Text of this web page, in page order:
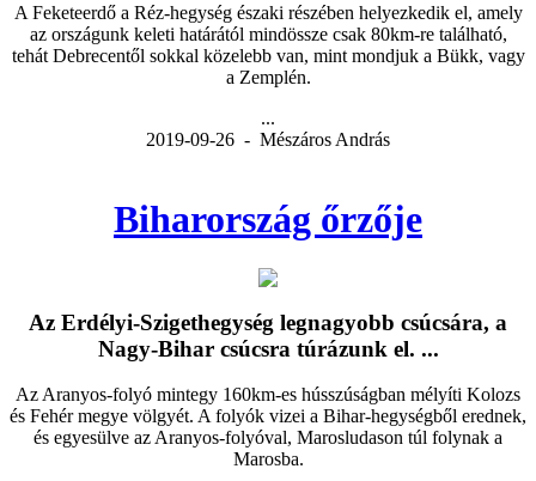
A Feketeerdő a Réz-hegység északi részében helyezkedik el, amely
az országunk keleti határától mindössze csak 80km-re található,
tehát Debrecentől sokkal közelebb van, mint mondjuk a Bükk, vagy
a Zemplén.
...
2019-09-26 - Mészáros András
Biharország őrzője
Az Erdélyi-Szigethegység legnagyobb csúcsára, a
Nagy-Bihar csúcsra túrázunk el. ...
Az Aranyos-folyó mintegy 160km-es hússzúságban mélyíti Kolozs
és Fehér megye völgyét. A folyók vizei a Bihar-hegységből erednek,
és egyesülve az Aranyos-folyóval, Marosludason túl folynak a
Marosba.